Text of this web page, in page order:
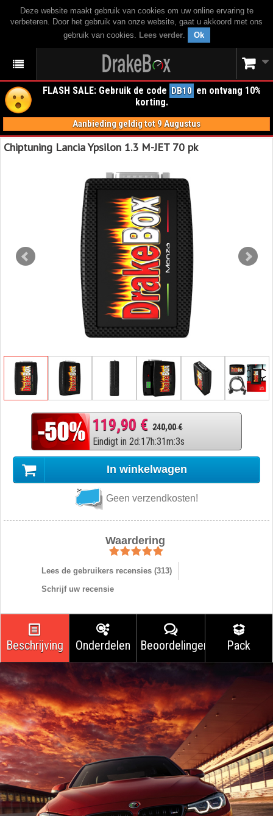
Deze website maakt gebruik van cookies om uw online ervaring te
verbeteren. Door het gebruik van onze website, gaat u akkoord met ons
gebruik van cookies. Lees verder. Ok
FLASH SALE: Gebruik de code DB10 en ontvang 10%
korting.
Aanbieding geldig tot 9 Augustus
Chiptuning Lancia Ypsilon 1.3 M-JET 70 pk
119,90 € 240,00 €
Eindigt in 2d:17h:31m:2s
In winkelwagen
Geen verzendkosten!
Waardering
Lees de gebruikers recensies (313)
Schrijf uw recensie
Beschrijving Onderdelen Beoordelingen Pack